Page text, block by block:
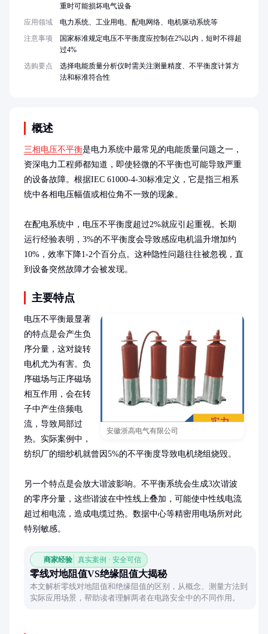
概述
三相电压不平衡是电力系统中最常见的电能质量问题之一，
资深电力工程师都知道，即使轻微的不平衡也可能导致严重
的设备故障。根据IEC 61000-4-30标准定义，它是指三相系
统中各相电压幅值或相位角不一致的现象。
在配电系统中，电压不平衡度超过2%就应引起重视。长期
运行经验表明，3%的不平衡度会导致感应电机温升增加约
10%，效率下降1-2个百分点。这种隐性问题往往被忽视，直
到设备突然故障才会被发现。
主要特点
安徽浙高电气有限公司
电压不平衡最显著
的特点是会产生负
序分量，这对旋转
电机尤为有害。负
序磁场与正序磁场
相互作用，会在转
子中产生倍频电
流，导致局部过
热。实际案例中，
纺织厂的细纱机就曾因5%的不平衡度导致电机绕组烧毁。
另一个特点是会放大谐波影响。不平衡系统会生成3次谐波
的零序分量，这些谐波在中性线上叠加，可能使中性线电流
超过相电流，造成电缆过热。数据中心等精密用电场所对此
特别敏感。
商家经验 真实案例 · 安全可信
零线对地阻值VS绝缘阻值大揭秘
本文解析零线对地阻值和绝缘阻值的区别，从概念、测量方法到
实际应用场景，帮助读者理解两者在电路安全中的不同作用。
重时可能损坏电气设备
应用领域
电力系统、工业用电、配电网络、电机驱动系统等
注意事项
国家标准规定电压不平衡度应控制在2%以内，短时不得超
过4%
选购要点
选择电能质量分析仪时需关注测量精度、不平衡度计算方
法和标准符合性